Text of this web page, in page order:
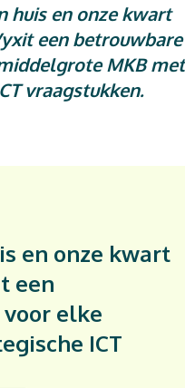
huis en onze kwart
een betrouwbare
MKB met
vraagstukken.
en onze kwart
een
elke
ICT